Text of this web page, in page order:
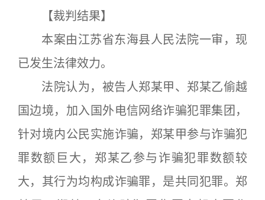
【裁判结果】
本案由江苏省东海县人民法院一审，现
已发生法律效力。
法院认为，被告人郑某甲、郑某乙偷越
国边境，加入国外电信网络诈骗犯罪集团，
针对境内公民实施诈骗，郑某甲参与诈骗犯
罪数额巨大，郑某乙参与诈骗犯罪数额较
大，其行为均构成诈骗罪，是共同犯罪。郑